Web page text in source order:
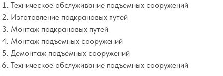
Техническое обслуживание подъемных сооружений
Изготовление подкрановых путей
Монтаж подкрановых путей
Монтаж подъемных сооружений
Демонтаж подъёмных сооружений
Техническое обслуживание подъемных сооружений